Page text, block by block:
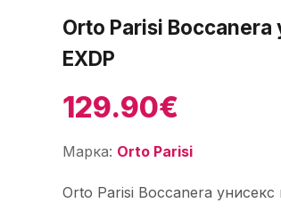
Orto Parisi
EXDP
129.90€
Марка: Orto Parisi
Orto Parisi Boccanera